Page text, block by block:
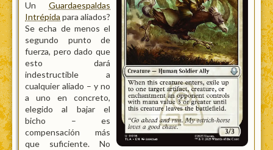
Un Guardaespaldas
Intrépida para aliados?
Se echa de menos el
segundo punto de
fuerza, pero dado que
esto dará
indestructible a
cualquier aliado – y no
a uno en concreto,
elegido al bajar el
bicho – es
compensación más
que suficiente. No